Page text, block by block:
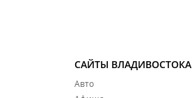
САЙТЫ ВЛАДИВОСТОКА
Авто